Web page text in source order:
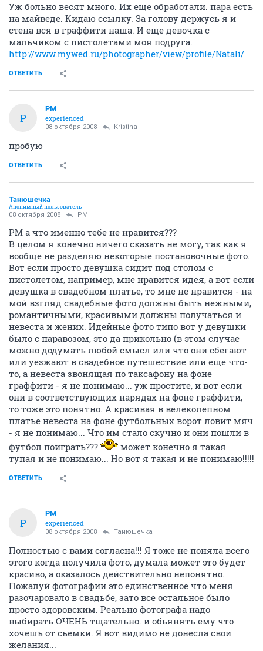
Уж больно весят много. Их еще обработали. пара есть
на майведе. Кидаю ссылку. За голову держусь я и
стена вся в граффити наша. И еще девочка с
мальчиком с пистолетами моя подруга.
http://www.mywed.ru/photographer/view/profile/Natali/
ОТВЕТИТЬ
P
PM
experienced
08 октября 2008 Kristina
пробую
ОТВЕТИТЬ
Танюшечка
Анонимный пользователь
08 октября 2008 PM
РМ а что именно тебе не нравится???
В целом я конечно ничего сказать не могу, так как я
вообще не разделяю некоторые постановочные фото.
Вот если просто девушка сидит под столом с
пистолетом, например, мне нравится идея, а вот если
девушка в свадебном платье, то мне не нравится - на
мой взгляд свадебные фото должны быть нежными,
романтичными, красивыми должны получаться и
невеста и жених. Идейные фото типо вот у девушки
было с паравозом, это да прикольно (в этом случае
можно додумать любой смысл или что они сбегают
или уезжают в свадебное путешествие или еще что-
то, а невеста звонящая по таксафону на фоне
граффити - я не понимаю... уж простите, и вот если
они в соответствующих нарядах на фоне граффити,
то тоже это понятно. А красивая в велеколепном
платье невеста на фоне футбольных ворот ловит мяч
- я не понимаю... Что им стало скучно и они пошли в
футбол поиграть???
может конечно я такая
тупая и не понимаю... Но вот я такая и не понимаю!!!!!
ОТВЕТИТЬ
P
PM
experienced
08 октября 2008 Танюшечка
Полностью с вами согласна!!! Я тоже не поняла всего
этого когда получила фото, думала может это будет
красиво, а оказалось действительно непонятно.
Пожалуй фотографии это единственное что меня
разочаровало в свадьбе, зато все остальное было
просто здоровским. Реально фотографа надо
выбирать ОЧЕНЬ тщательно. и обьянять ему что
хочешь от сьемки. Я вот видимо не донесла свои
желания...